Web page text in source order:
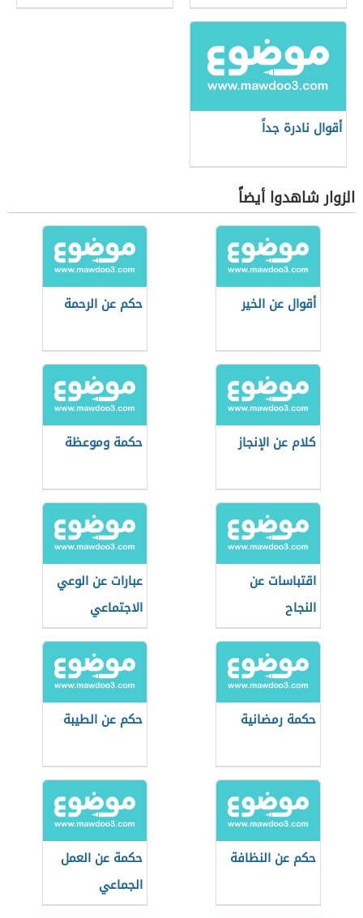
أقوال نادرة جداً
الزوار شاهدوا أيضاً
أقوال عن الخير حكم عن الرحمة
كلام عن الإنجاز حكمة وموعظة
اقتباسات عن
النجاح
عبارات عن الوعي
الاجتماعي
حكمة رمضانية حكم عن الطيبة
حكم عن النظافة
حكمة عن العمل
الجماعي